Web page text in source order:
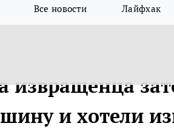
Все новости Лайфхак
извращенца
и хотели